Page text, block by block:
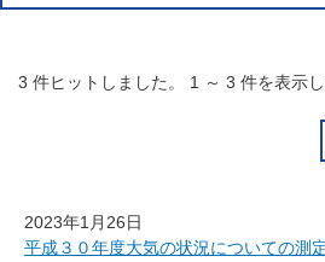
3 件ヒットしました。 1 ～ 3 件を表示し
2023年1月26日
平成３０年度大気の状況についての測